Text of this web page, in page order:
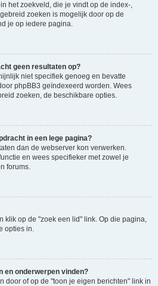
het zoekveld, die je vindt op de index-,
zoeken is mogelijk door op de
je op iedere pagina.
geen resultaten op?
niet specifiek genoeg en bevatte
phpBB3 geïndexeerd worden. Wees
zoeken, de beschikbare opties.
in een lege pagina?
dan de webserver kon verwerken.
en wees specifieker met zowel je
forums.
klik op de "zoek een lid" link. Op die pagina,
opties in.
en onderwerpen vinden?
door of op de "toon je eigen berichten" link in